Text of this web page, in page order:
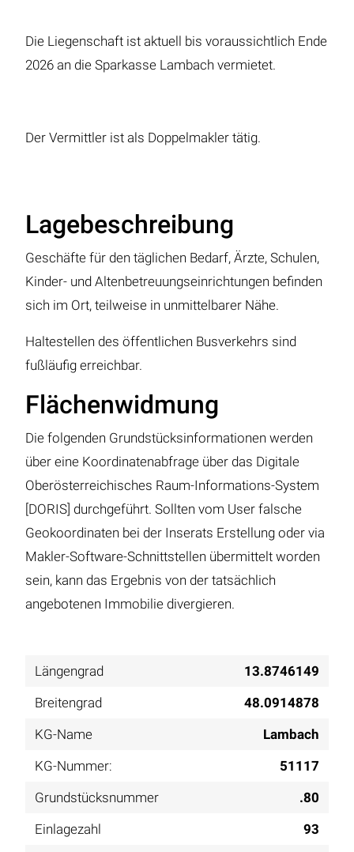
Die Liegenschaft ist aktuell bis voraussichtlich Ende
2026 an die Sparkasse Lambach vermietet.
Der Vermittler ist als Doppelmakler tätig.
Lagebeschreibung
Geschäfte für den täglichen Bedarf, Ärzte, Schulen,
Kinder- und Altenbetreuungseinrichtungen befinden
sich im Ort, teilweise in unmittelbarer Nähe.
Haltestellen des öffentlichen Busverkehrs sind
fußläufig erreichbar.
Flächenwidmung
Die folgenden Grundstücksinformationen werden
über eine Koordinatenabfrage über das Digitale
Oberösterreichisches Raum-Informations-System
[DORIS] durchgeführt. Sollten vom User falsche
Geokoordinaten bei der Inserats Erstellung oder via
Makler-Software-Schnittstellen übermittelt worden
sein, kann das Ergebnis von der tatsächlich
angebotenen Immobilie divergieren.
Längengrad
13.8746149
Breitengrad
48.0914878
KG-Name
Lambach
KG-Nummer:
51117
Grundstücksnummer
.80
Einlagezahl
93